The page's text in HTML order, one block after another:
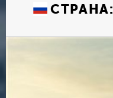
СТРАНА: